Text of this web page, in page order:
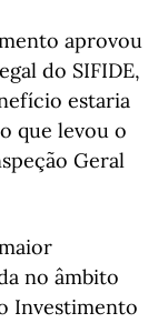
aprovou
do SIFIDE,
estaria
que levou o
Geral
no âmbito
Investimento